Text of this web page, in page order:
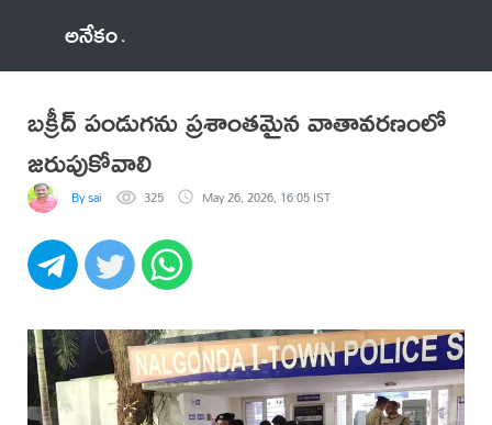
అనేకం
బక్రీద్ పండుగను ప్రశాంతమైన వాతావరణంలో
జరుపుకోవాలి
By sai 325 May 26, 2026, 16:05 IST